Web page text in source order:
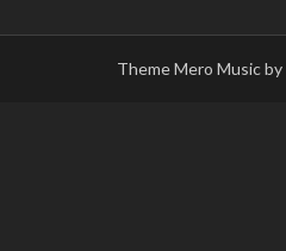
Theme Mero Music by